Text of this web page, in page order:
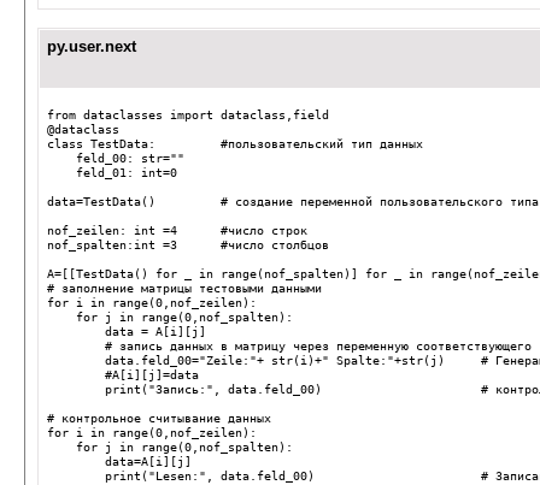
py.user.next
from dataclasses import dataclass,field
@dataclass
class TestData:         #пользовательский тип данных
    feld_00: str=""
    feld_01: int=0
data=TestData()         # создание переменной пользовательского типа
nof_zeilen: int =4      #число строк
nof_spalten:int =3      #число столбцов
A=[[TestData() for _ in range(nof_spalten)] for _ in
# заполнение матрицы тестовыми данными
for i in range(0,nof_zeilen):
    for j in range(0,nof_spalten):
        data = A[i][j]
# запись данных в матрицу через переменную соответствующего
data.feld_00="Zeile:"+ str(i)+" Spalte:"+str(j)     #
        #A[i][j]=data
print("Запись:", data.feld_00)                      #
# контрольное считывание данных
for i in range(0,nof_zeilen):
    for j in range(0,nof_spalten):
        data=A[i][j]
print("Lesen:", data.feld_00)                       #